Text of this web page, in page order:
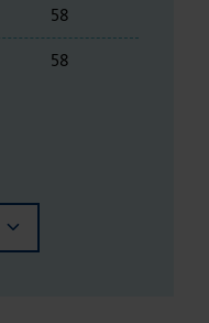
58
58